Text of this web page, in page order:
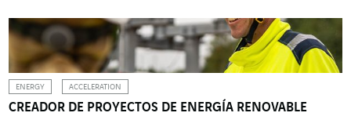
eficiencia. La noción de industria 4.0 se utiliza desde hace veinte
años, hasta […]
ENERGY ACCELERATION
CREADOR DE PROYECTOS DE ENERGÍA RENOVABLE